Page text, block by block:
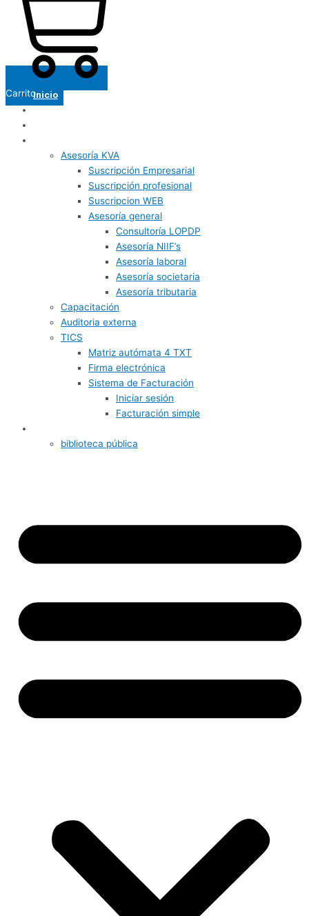
CarritoInicio
Asesoría KVA
Suscripción Empresarial
Suscripción profesional
Suscripcion WEB
Asesoría general
Consultoría LOPDP
Asesoría NIIF’s
Asesoría laboral
Asesoría societaria
Asesoría tributaria
Capacitación
Auditoria externa
TICS
Matriz autómata 4 TXT
Firma electrónica
Sistema de Facturación
Iniciar sesión
Facturación simple
biblioteca pública